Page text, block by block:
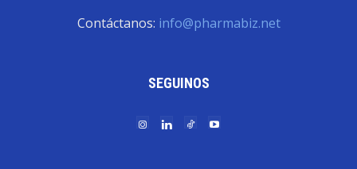
Contáctanos: info@pharmabiz.net
SEGUINOS